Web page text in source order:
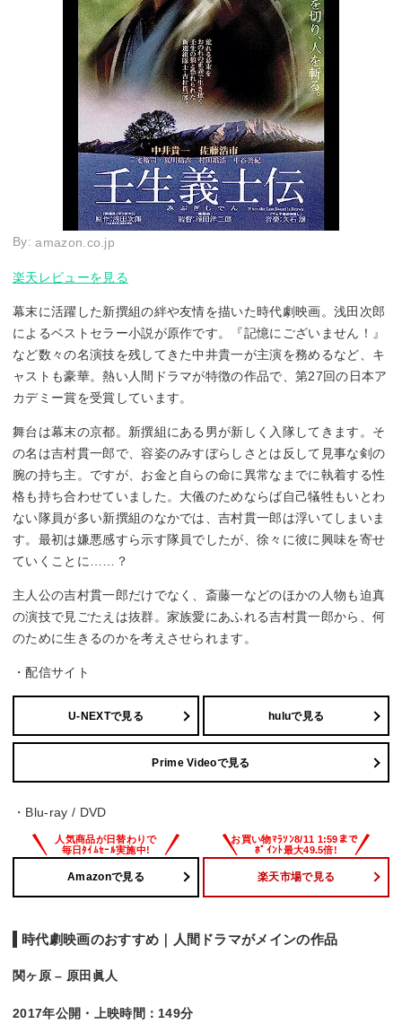
By:amazon.co.jp
楽天レビューを見る
幕末に活躍した新撰組の絆や友情を描いた時代劇映画。浅田次郎
によるベストセラー小説が原作です。『記憶にございません！』
など数々の名演技を残してきた中井貴一が主演を務めるなど、キ
ャストも豪華。熱い人間ドラマが特徴の作品で、第27回の日本ア
カデミー賞を受賞しています。
舞台は幕末の京都。新撰組にある男が新しく入隊してきます。そ
の名は吉村貫一郎で、容姿のみすぼらしさとは反して見事な剣の
腕の持ち主。ですが、お金と自らの命に異常なまでに執着する性
格も持ち合わせていました。大儀のためならば自己犠牲もいとわ
ない隊員が多い新撰組のなかでは、吉村貫一郎は浮いてしまいま
す。最初は嫌悪感すら示す隊員でしたが、徐々に彼に興味を寄せ
ていくことに……？
主人公の吉村貫一郎だけでなく、斎藤一などのほかの人物も迫真
の演技で見ごたえは抜群。家族愛にあふれる吉村貫一郎から、何
のために生きるのかを考えさせられます。
・配信サイト
U-NEXTで見る huluで見る
Prime Videoで見る
・Blu-ray / DVD
Amazonで見る 楽天市場で見る
時代劇映画のおすすめ｜人間ドラマがメインの作品
関ヶ原 – 原田眞人
2017年公開・上映時間：149分